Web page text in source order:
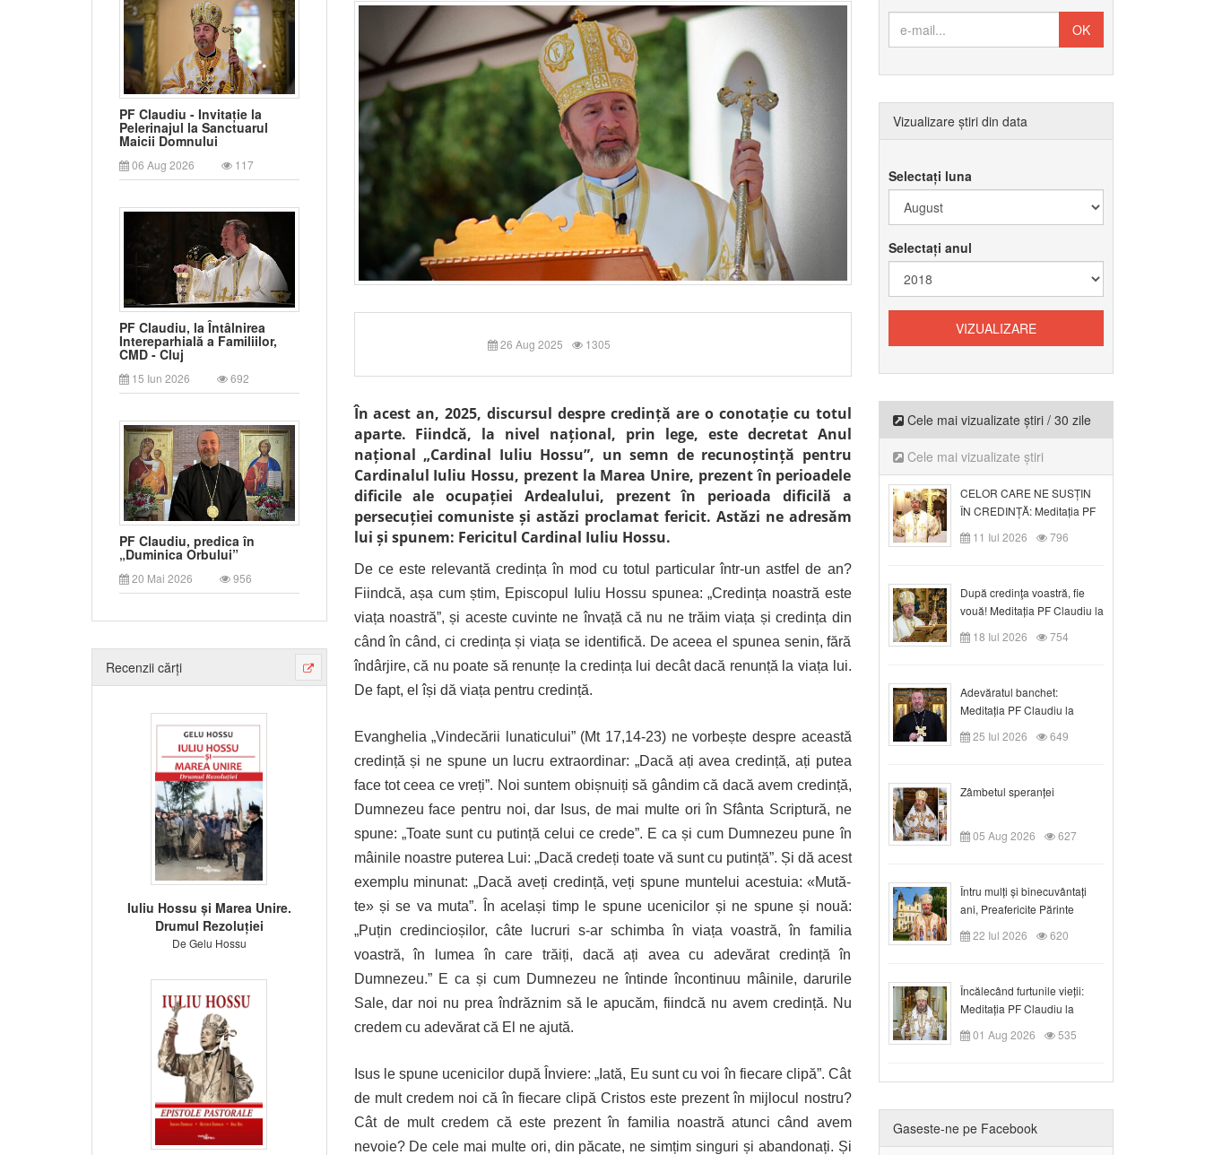
PF Claudiu - Invitație la
Pelerinajul la Sanctuarul
Maicii Domnului
06 Aug 2026 117
PF Claudiu, la Întâlnirea
Intereparhială a Familiilor,
CMD - Cluj
15 Iun 2026 692
PF Claudiu, predica în
„Duminica Orbului”
20 Mai 2026 956
Recenzii cărți
Iuliu Hossu și Marea Unire.
Drumul Rezoluției
De Gelu Hossu
26 Aug 2025 1305
În acest an, 2025, discursul despre credință are o conotație cu totul
aparte. Fiindcă, la nivel național, prin lege, este decretat Anul
național „Cardinal Iuliu Hossu”, un semn de recunoștință pentru
Cardinalul Iuliu Hossu, prezent la Marea Unire, prezent în perioadele
dificile ale ocupației Ardealului, prezent în perioada dificilă a
persecuției comuniste și astăzi proclamat fericit. Astăzi ne adresăm
lui și spunem: Fericitul Cardinal Iuliu Hossu.
De ce este relevantă credința în mod cu totul particular într-un astfel de an?
Fiindcă, așa cum știm, Episcopul Iuliu Hossu spunea: „Credința noastră este
viața noastră”, și aceste cuvinte ne învață că nu ne trăim viața și credința din
când în când, ci credința și viața se identifică. De aceea el spunea senin, fără
îndârjire, că nu poate să renunțe la credința lui decât dacă renunță la viața lui.
De fapt, el își dă viața pentru credință.
Evanghelia „Vindecării lunaticului” (Mt 17,14-23) ne vorbește despre această
credință și ne spune un lucru extraordinar: „Dacă ați avea credință, ați putea
face tot ceea ce vreți”. Noi suntem obișnuiți să gândim că dacă avem credință,
Dumnezeu face pentru noi, dar Isus, de mai multe ori în Sfânta Scriptură, ne
spune: „Toate sunt cu putință celui ce crede”. E ca și cum Dumnezeu pune în
mâinile noastre puterea Lui: „Dacă credeți toate vă sunt cu putință”. Și dă acest
exemplu minunat: „Dacă aveți credință, veți spune muntelui acestuia: «Mută-
te» și se va muta”. În același timp le spune ucenicilor și ne spune și nouă:
„Puțin credincioșilor, câte lucruri s-ar schimba în viața voastră, în familia
voastră, în lumea în care trăiți, dacă ați avea cu adevărat credință în
Dumnezeu.” E ca și cum Dumnezeu ne întinde încontinuu mâinile, darurile
Sale, dar noi nu prea îndrăznim să le apucăm, fiindcă nu avem credință. Nu
credem cu adevărat că El ne ajută.
Isus le spune ucenicilor după Înviere: „Iată, Eu sunt cu voi în fiecare clipă”. Cât
de mult credem noi că în fiecare clipă Cristos este prezent în mijlocul nostru?
Cât de mult credem că este prezent în familia noastră atunci când avem
nevoie? De cele mai multe ori, din păcate, ne simțim singuri și abandonați. Și
Vizualizare știri din data
Selectați luna
Selectați anul
Cele mai vizualizate știri / 30 zile
Cele mai vizualizate știri
CELOR CARE NE SUSȚIN
ÎN CREDINȚĂ: Meditația PF
Claudiu la Duminica a VI-a
după Rusalii
11 Iul 2026 796
După credinţa voastră, fie
vouă! Meditația PF Claudiu la
duminica a VII-a după Rusalii
18 Iul 2026 754
Adevăratul banchet:
Meditația PF Claudiu la
Duminica a VIII-a după
Rusalii
25 Iul 2026 649
Zâmbetul speranței
05 Aug 2026 627
Întru mulți și binecuvântați
ani, Preafericite Părinte
Claudiu!
22 Iul 2026 620
Încălecând furtunile vieții:
Meditația PF Claudiu la
Duminica a IX-a după Rusalii
01 Aug 2026 535
Gaseste-ne pe Facebook